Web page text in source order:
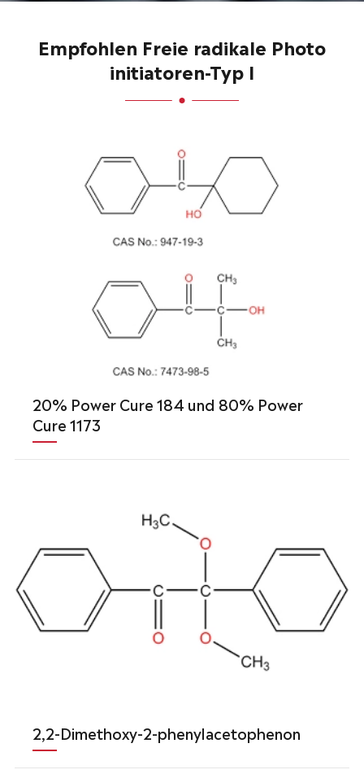
Empfohlen Freie radikale Photo
initiatoren-Typ I
20% Power Cure 184 und 80% Power
Cure 1173
2,2-Dimethoxy-2-phenylacetophenon